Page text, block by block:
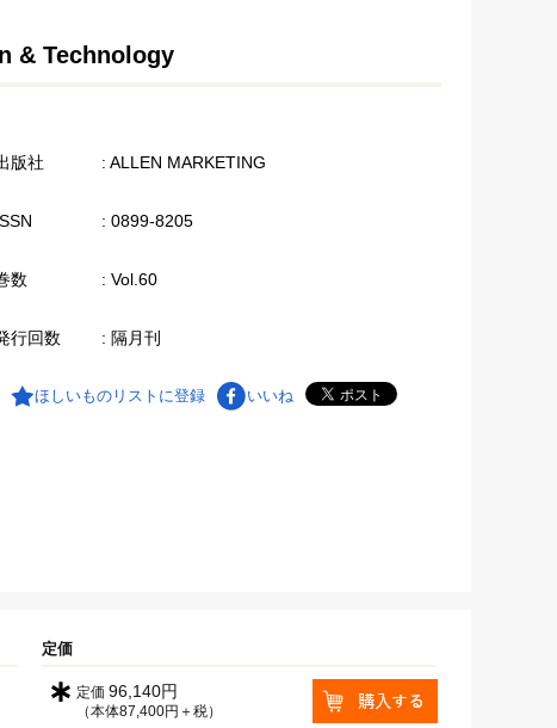
& Technology
版社 : ALLEN MARKETING
: 0899-8205
数 : Vol.60
行回数 : 隔月刊
ほしいものリストに登録 いいね
定価
∗ 定価 96,140円
（本体87,400円＋税）